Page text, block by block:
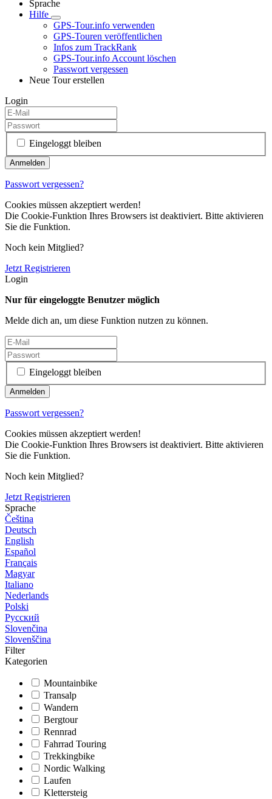
Sprache
Hilfe
GPS-Tour.info verwenden
GPS-Touren veröffentlichen
Infos zum TrackRank
GPS-Tour.info Account löschen
Passwort vergessen
Neue Tour erstellen
Login
Eingeloggt bleiben
Passwort vergessen?
Cookies müssen akzeptiert werden!
Die Cookie-Funktion Ihres Browsers ist deaktiviert. Bitte aktivieren
Sie die Funktion.
Noch kein Mitglied?
Jetzt Registrieren
Login
Nur für eingeloggte Benutzer möglich
Melde dich an, um diese Funktion nutzen zu können.
Eingeloggt bleiben
Passwort vergessen?
Cookies müssen akzeptiert werden!
Die Cookie-Funktion Ihres Browsers ist deaktiviert. Bitte aktivieren
Sie die Funktion.
Noch kein Mitglied?
Jetzt Registrieren
Sprache
Čeština
Deutsch
English
Español
Français
Magyar
Italiano
Nederlands
Polski
Русский
Slovenčina
Slovenščina
Filter
Kategorien
Mountainbike
Transalp
Wandern
Bergtour
Rennrad
Fahrrad Touring
Trekkingbike
Nordic Walking
Laufen
Klettersteig